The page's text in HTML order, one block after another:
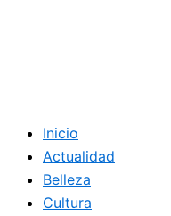
Inicio
Actualidad
Belleza
Cultura